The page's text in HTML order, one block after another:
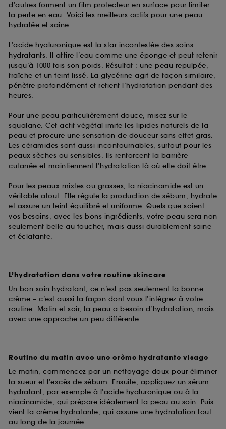
d’autres forment un film protecteur en surface pour limiter
la perte en eau. Voici les meilleurs actifs pour une peau
hydratée et saine.
L’acide hyaluronique est la star incontestée des soins
hydratants. Il attire l’eau comme une éponge et peut retenir
jusqu’à 1000 fois son poids. Résultat : une peau repulpée,
fraîche et un teint lissé. La glycérine agit de façon similaire,
pénètre profondément et retient l’hydratation pendant des
heures.
Pour une peau particulièrement douce, misez sur le
squalane. Cet actif végétal imite les lipides naturels de la
peau et procure une sensation de douceur sans effet gras.
Les céramides sont aussi incontournables, surtout pour les
peaux sèches ou sensibles. Ils renforcent la barrière
cutanée et maintiennent l’hydratation là où elle doit être.
Pour les peaux mixtes ou grasses, la niacinamide est un
véritable atout. Elle régule la production de sébum, hydrate
et assure un teint équilibré et uniforme. Quels que soient
vos besoins, avec les bons ingrédients, votre peau sera non
seulement belle au toucher, mais aussi durablement saine
et éclatante.
L’hydratation dans votre routine skincare
Un bon soin hydratant, ce n’est pas seulement la bonne
crème – c’est aussi la façon dont vous l’intégrez à votre
routine. Matin et soir, la peau a besoin d’hydratation, mais
avec une approche un peu différente.
Routine du matin avec une crème hydratante visage
Le matin, commencez par un nettoyage doux pour éliminer
la sueur et l’excès de sébum. Ensuite, appliquez un sérum
hydratant, par exemple à l’acide hyaluronique ou à la
niacinamide, qui prépare idéalement la peau au soin. Puis
vient la crème hydratante, qui assure une hydratation tout
au long de la journée.